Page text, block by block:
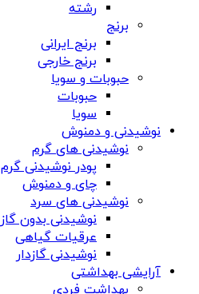
رشته
برنج
برنج ایرانی
برنج خارجی
حبوبات و سویا
حبوبات
سویا
نوشیدنی و دمنوش
نوشیدنی های گرم
پودر نوشیدنی گرم
چای و دمنوش
نوشیدنی های سرد
نوشیدنی بدون گاز
عرقیات گیاهی
نوشیدنی گازدار
آرایشی بهداشتی
بهداشت فردی